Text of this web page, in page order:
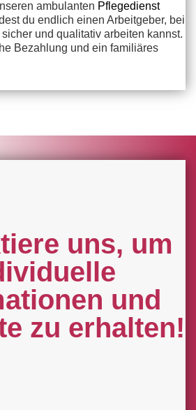
ambulanten Pflegedienst
du endlich einen Arbeitgeber, bei
und qualitativ arbeiten kannst.
Bezahlung und ein familiäres
uns, um
und
zu erhalten!